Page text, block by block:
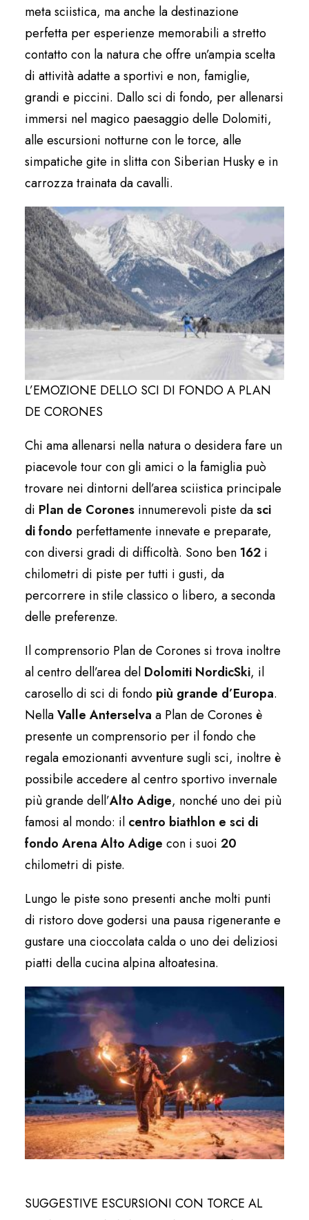
meta sciistica, ma anche la destinazione
perfetta per esperienze memorabili a stretto
contatto con la natura che offre un’ampia scelta
di attività adatte a sportivi e non, famiglie,
grandi e piccini. Dallo sci di fondo, per allenarsi
immersi nel magico paesaggio delle Dolomiti,
alle escursioni notturne con le torce, alle
simpatiche gite in slitta con Siberian Husky e in
carrozza trainata da cavalli.
L’EMOZIONE DELLO SCI DI FONDO A PLAN
DE CORONES
Chi ama allenarsi nella natura o desidera fare un
piacevole tour con gli amici o la famiglia può
trovare nei dintorni dell’area sciistica principale
di Plan de Corones innumerevoli piste dasci
di fondo perfettamente innevate e preparate,
con diversi gradi di difficoltà. Sono ben 162 i
chilometri di piste per tutti i gusti, da
percorrere in stile classico o libero, a seconda
delle preferenze.
Il comprensorio Plan de Corones si trova inoltre
al centro dell’area del Dolomiti NordicSki, il
carosello di sci di fondo più grande d’Europa.
NellaValle Anterselva a Plan de Corones è
presente un comprensorio per il fondo che
regala emozionanti avventure sugli sci, inoltre è
possibile accedere al centro sportivo invernale
più grande dell’Alto Adige, nonché uno dei più
famosi al mondo: il centro biathlon e sci di
fondo Arena Alto Adige con i suoi 20
chilometri di piste.
Lungo le piste sono presenti anche molti punti
di ristoro dove godersi una pausa rigenerante e
gustare una cioccolata calda o uno dei deliziosi
piatti della cucina alpina altoatesina.
SUGGESTIVE ESCURSIONI CON TORCE AL